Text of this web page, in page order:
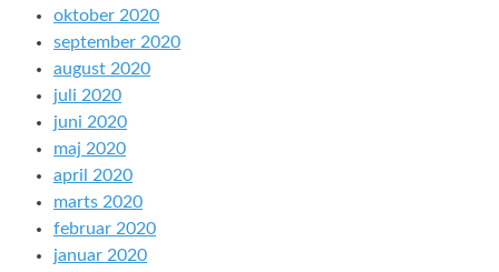
oktober 2020
september 2020
august 2020
juli 2020
juni 2020
maj 2020
april 2020
marts 2020
februar 2020
januar 2020